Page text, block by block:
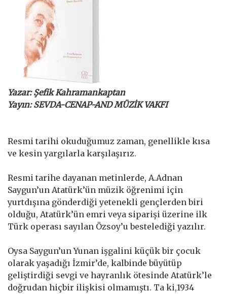
Yazar: Şefik Kahramankaptan
Yayın: SEVDA-CENAP-AND MÜZİK VAKFI
Resmi tarihi okuduğumuz zaman, genellikle kısa
ve kesin yargılarla karşılaşırız.
Resmi tarihe dayanan metinlerde, A.Adnan
Saygun’un Atatürk’ün müzik öğrenimi için
yurtdışına gönderdiği yetenekli gençlerden biri
olduğu, Atatürk’ün emri veya siparişi üzerine ilk
Türk operası sayılan Özsoy’u bestelediği yazılır.
Oysa Saygun’un Yunan işgalini küçük bir çocuk
olarak yaşadığı İzmir’de, kalbinde büyütüp
geliştirdiği sevgi ve hayranlık ötesinde Atatürk’le
doğrudan hiçbir ilişkisi olmamıştı. Ta ki,1934